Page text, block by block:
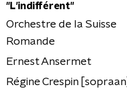
"L'indifférent"
Orchestre de la Suisse
Romande
Ernest Ansermet
Régine Crespin [sopraan]